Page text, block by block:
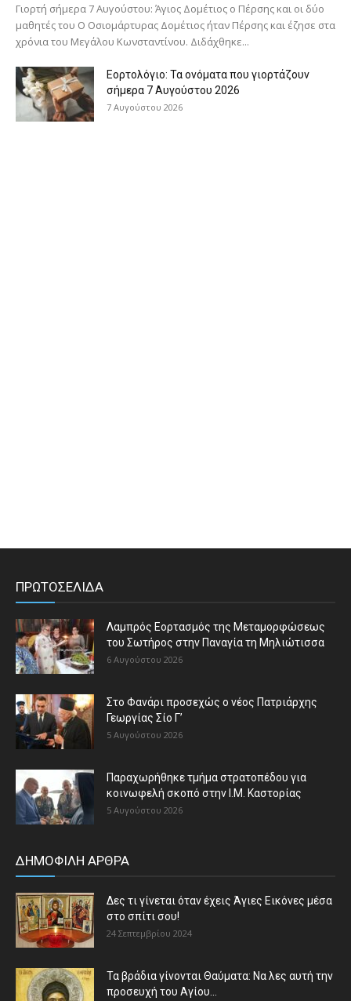
Γιορτή σήμερα 7 Αυγούστου: Άγιος Δομέτιος ο Πέρσης και οι δύο
μαθητές του Ο Oσιομάρτυρας Δομέτιος ήταν Πέρσης και έζησε στα
χρόνια του Μεγάλου Κωνσταντίνου. Διδάχθηκε...
Εορτολόγιο: Τα ονόματα που γιορτάζουν
σήμερα 7 Αυγούστου 2026
7 Αυγούστου 2026
ΠΡΩΤΟΣΕΛΙΔΑ
Λαμπρός Εορτασμός της Μεταμορφώσεως
του Σωτήρος στην Παναγία τη Μηλιώτισσα
6 Αυγούστου 2026
Στο Φανάρι προσεχώς ο νέος Πατριάρχης
Γεωργίας Σίο Γ’
5 Αυγούστου 2026
Παραχωρήθηκε τμήμα στρατοπέδου για
κοινωφελή σκοπό στην Ι.Μ. Καστορίας
5 Αυγούστου 2026
ΔΗΜΟΦΙΛΗ ΑΡΘΡΑ
Δες τι γίνεται όταν έχεις Άγιες Εικόνες μέσα
στο σπίτι σου!
24 Σεπτεμβρίου 2024
Τα βράδια γίνονται Θαύματα: Να λες αυτή την
προσευχή του Αγίου...